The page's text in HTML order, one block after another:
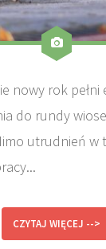
nowy rok
do rundy
utrudnień
CZYTAJ WIĘCEJ -->